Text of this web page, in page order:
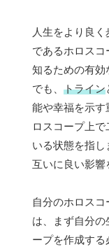
人生をより良
であるホロス
知るための有効
でも、 トライン
能や幸福を示す
ロスコープ上
いる状態を指し
互いに良い影響
自分のホロス
は、まず自分の
ープを作成す